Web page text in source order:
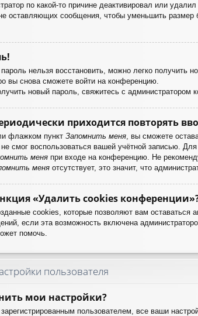
по какой-то причине деактивировал или
оставляющих сообщения, чтобы уменьшить размер
нельзя восстановить, можно легко
вы снова сможете войти на конференцию.
новый пароль, свяжитесь с администратором
приходится повторять
флажком пункт Запомнить меня, вы сможете
не смог воспользоваться вашей учётной записью.
меня при входе на конференцию. Не
меня отсутствует, это значит, что
«Удалить cookies
cookies, которые позволяют вам оставаться
если эта возможность включена
помочь.
пользователя
мои настройки?
пользователем, все ваши